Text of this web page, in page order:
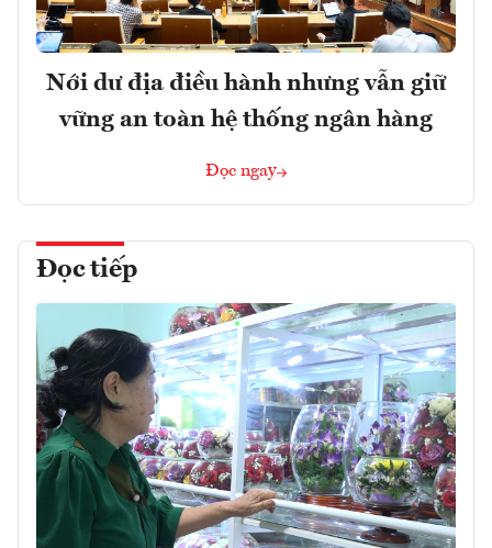
Nới dư địa điều hành nhưng vẫn giữ
vững an toàn hệ thống ngân hàng
Đọc ngay
Đọc tiếp